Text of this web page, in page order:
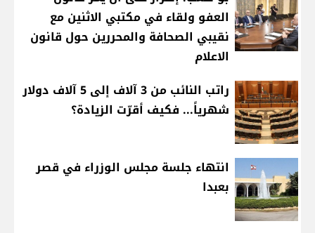
العفو ولقاء في مكتبي الاثنين مع
نقيبي الصحافة والمحررين حول قانون
الاعلام
راتب النائب من 3 آلاف إلى 5 آلاف دولار
شهرياً... فكيف أقرّت الزيادة؟
انتهاء جلسة مجلس الوزراء في قصر
بعبدا